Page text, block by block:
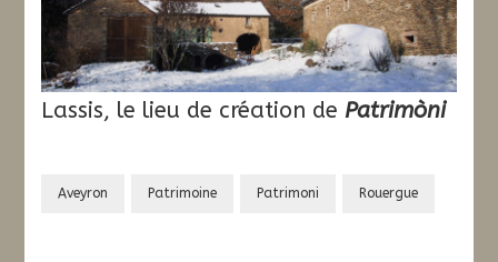
Lassis, le lieu de création dePatrimòni
Aveyron Patrimoine Patrimoni Rouergue